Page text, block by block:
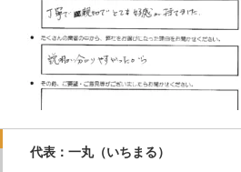
代表：一丸（いちまる）